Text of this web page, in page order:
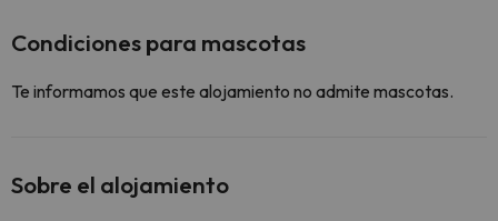
Condiciones para mascotas
Te informamos que este alojamiento no admite mascotas.
Sobre el alojamiento